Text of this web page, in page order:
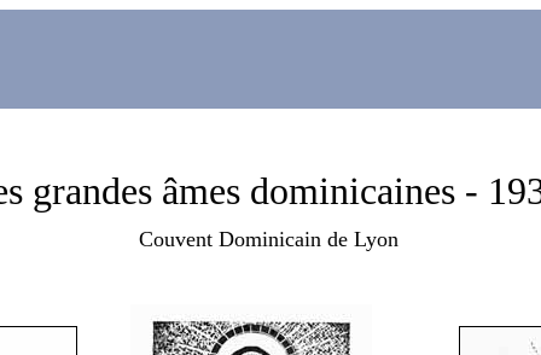
grandes âmes dominicaines -
Couvent Dominicain de Lyon